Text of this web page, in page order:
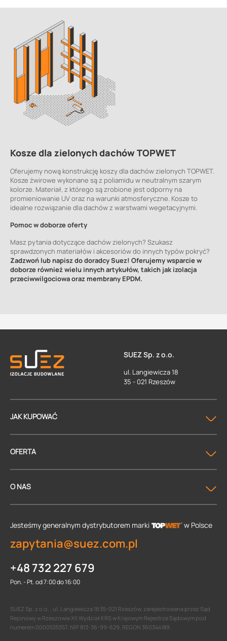
Kosze dla zielonych dachów TOPWET
Oferujemy nową konstrukcję koszy dla dachów zielonych TOPWET.
Kosze żwirowe wykonane są z poliamidu w neutralnym szarym
kolorze. Materiał, z którego są zrobione jest odporny na
promieniowanie UV oraz na warunki atmosferyczne. Kosze to
idealne rozwiązanie dla dachów z warstwami wegetacyjnymi.
Pomoc w doborze oferty
Masz pytania dotyczące dachów zielonych? Szukasz
sprawdzonych materiałów i akcesoriów do innych typów pokryć?
Zadzwoń lub napisz do doradcy Suez! Oferujemy wsparcie w
doborze również wielu innych artykułów, takich jak izolacja
przeciwwilgociowa oraz membrany EPDM.
SUEZ Sp. z o.o.
ul. Langiewicza 18
35 - 021 Rzeszów
JAK KUPOWAĆ
OFERTA
O NAS
Jesteśmy generalnym dystrybutorem marki w Polsce
zapytania@suez.com.pl
+48 732 227 679
Pon. - Pt. od 7:00 do 16:00
SUEZ Sp. z o.o. , ul. Langiewicza 18 35-021 Rzeszów, zarejestrowana przez Sąd
Rejonowy w Rzeszowie XII Wydział KRS w Krajowym Rejestrze Sądowym pod
numerem 0000535357, NIP 813-36-99-629, REGON 360344189.